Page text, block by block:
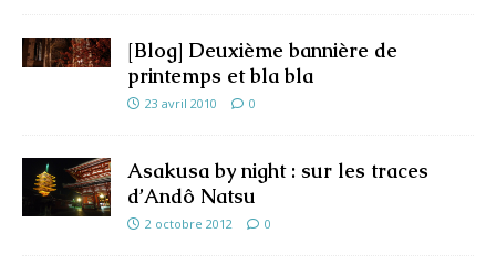
[Blog] Deuxième bannière de
printemps et bla bla
23 avril 2010 0
Asakusa by night : sur les traces
d’Andô Natsu
2 octobre 2012 0